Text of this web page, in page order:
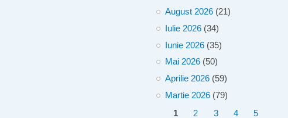
August 2026 (21)
Iulie 2026 (34)
Iunie 2026 (35)
Mai 2026 (50)
Aprilie 2026 (59)
Martie 2026 (79)
Pagini
1 2 3 4
5